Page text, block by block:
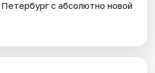
с абсолютно новой